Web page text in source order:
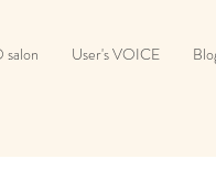
salon User's VOICE